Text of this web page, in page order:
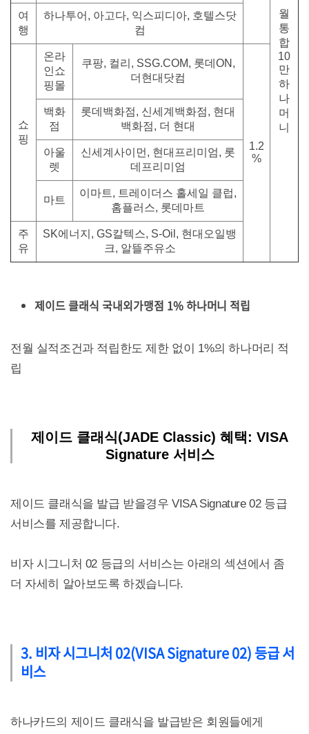
월
통
합
10
만
하
나
머
니
여
행
하나투어, 아고다, 익스피디아, 호텔스닷
컴
쇼
핑
온라
인쇼
핑몰
쿠팡, 컬리, SSG.COM, 롯데ON,
더현대닷컴
1.2
%
백화
점
롯데백화점, 신세계백화점, 현대
백화점, 더 현대
아울
렛
신세계사이먼, 현대프리미엄, 롯
데프리미엄
마트
이마트, 트레이더스 홀세일 클럽,
홈플러스, 롯데마트
주
유
SK에너지, GS칼텍스, S-Oil, 현대오일뱅
크, 알뜰주유소
제이드 클래식 국내외가맹점 1% 하나머니 적립
전월 실적조건과 적립한도 제한 없이 1%의 하나머리 적
립
제이드 클래식(JADE Classic) 혜택: VISA
Signature 서비스
제이드 클래식을 발급 받을경우 VISA Signature 02 등급
서비스를 제공합니다.
비자 시그니처 02 등급의 서비스는 아래의 섹션에서 좀
더 자세히 알아보도록 하겠습니다.
3. 비자 시그니처 02(VISA Signature 02) 등급 서
비스
하나카드의 제이드 클래식을 발급받은 회원들에게